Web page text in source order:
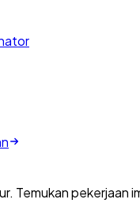
Temukan pekerjaan